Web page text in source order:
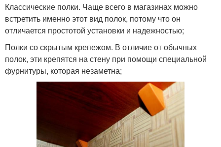
Классические полки. Чаще всего в магазинах можно
встретить именно этот вид полок, потому что он
отличается простотой установки и надежностью;
Полки со скрытым крепежом. В отличие от обычных
полок, эти крепятся на стену при помощи специальной
фурнитуры, которая незаметна;